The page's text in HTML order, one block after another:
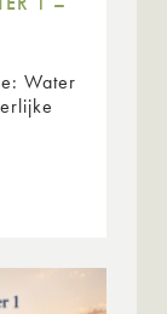
Water